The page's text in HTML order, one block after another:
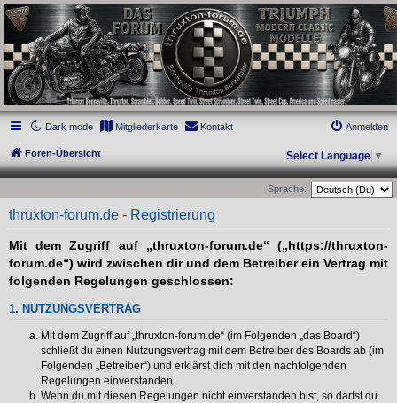
thruxton-forum.de
DAS FORUM! Alles rund um die Triumph Modern Classic Modelle. Das Forum für
die New Bonneville Baureihen ab BJ 2001. Triumph Bonneville, Thruxton,
Scrambler, Bobber, Speed Twin, Street Scrambler, Street Twin, Street Cup, America
und Speedmaster.
Dark mode
Mitgliederkarte Kontakt Anmelden
Foren-Übersicht Select Language ▼
Sprache:
thruxton-forum.de - Registrierung
Mit dem Zugriff auf „thruxton-forum.de“ („https://thruxton-
forum.de“) wird zwischen dir und dem Betreiber ein Vertrag mit
folgenden Regelungen geschlossen:
1. NUTZUNGSVERTRAG
Mit dem Zugriff auf „thruxton-forum.de“ (im Folgenden „das Board“)
schließt du einen Nutzungsvertrag mit dem Betreiber des Boards ab (im
Folgenden „Betreiber“) und erklärst dich mit den nachfolgenden
Regelungen einverstanden.
Wenn du mit diesen Regelungen nicht einverstanden bist, so darfst du